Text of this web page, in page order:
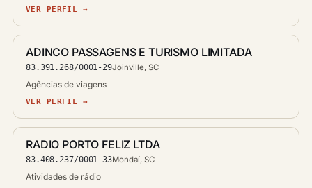
VER PERFIL →
ADINCO PASSAGENS E TURISMO LIMITADA
83.391.268/0001-29Joinville, SC
Agências de viagens
VER PERFIL →
RADIO PORTO FELIZ LTDA
83.408.237/0001-33Mondaí, SC
Atividades de rádio